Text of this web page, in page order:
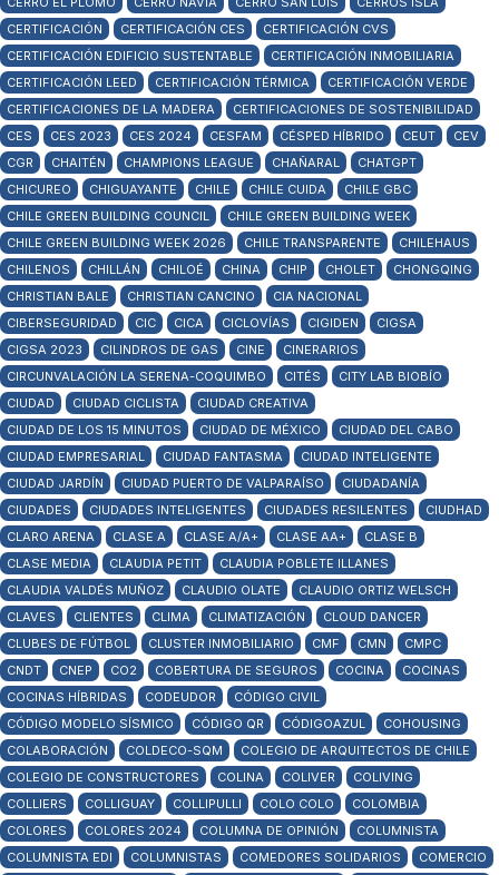
CERTIFICACIÓN
CERTIFICACIÓN CES
CERTIFICACIÓN CVS
CERTIFICACIÓN EDIFICIO SUSTENTABLE
CERTIFICACIÓN INMOBILIARIA
CERTIFICACIÓN LEED
CERTIFICACIÓN TÉRMICA
CERTIFICACIÓN VERDE
CERTIFICACIONES DE LA MADERA
CERTIFICACIONES DE SOSTENIBILIDAD
CES
CES 2023 CES 2024 CESFAM CÉSPED HÍBRIDO CEUT
CEV
CGR
CHAITÉN CHAMPIONS LEAGUE CHAÑARAL
CHATGPT
CHICUREO
CHIGUAYANTE CHILE CHILE CUIDA
CHILE GBC
CHILE GREEN BUILDING COUNCIL
CHILE GREEN BUILDING WEEK
CHILE GREEN BUILDING WEEK 2026
CHILE TRANSPARENTE
CHILEHAUS
CHILENOS
CHILLÁN CHILOÉ CHINA CHIP CHOLET
CHONGQING
CHRISTIAN BALE
CHRISTIAN CANCINO
CIA NACIONAL
CIBERSEGURIDAD
CIC CICA CICLOVÍAS CIGIDEN
CIGSA
CIGSA 2023
CILINDROS DE GAS CINE
CINERARIOS
CIRCUNVALACIÓN LA SERENA-COQUIMBO
CITÉS
CITY LAB BIOBÍO
CIUDAD
CIUDAD CICLISTA
CIUDAD CREATIVA
CIUDAD DE LOS 15 MINUTOS
CIUDAD DE MÉXICO
CIUDAD DEL CABO
CIUDAD EMPRESARIAL
CIUDAD FANTASMA
CIUDAD INTELIGENTE
CIUDAD JARDÍN
CIUDAD PUERTO DE VALPARAÍSO
CIUDADANÍA
CIUDADES
CIUDADES INTELIGENTES CIUDADES RESILENTES
CIUDHAD
CLARO ARENA
CLASE A CLASE A/A+ CLASE AA+
CLASE B
CLASE MEDIA
CLAUDIA PETIT
CLAUDIA POBLETE ILLANES
CLAUDIA VALDÉS MUÑOZ
CLAUDIO OLATE
CLAUDIO ORTIZ WELSCH
CLAVES
CLIENTES CLIMA CLIMATIZACIÓN
CLOUD DANCER
CLUBES DE FÚTBOL
CLUSTER INMOBILIARIO CMF CMN
CMPC
CNDT
CNEP CO2 COBERTURA DE SEGUROS COCINA
COCINAS
COCINAS HÍBRIDAS
CODEUDOR
CÓDIGO CIVIL
CÓDIGO MODELO SÍSMICO
CÓDIGO QR CÓDIGOAZUL
COHOUSING
COLABORACIÓN
COLDECO-SQM
COLEGIO DE ARQUITECTOS DE CHILE
COLEGIO DE CONSTRUCTORES
COLINA COLIVER
COLIVING
COLLIERS
COLLIGUAY COLLIPULLI COLO COLO
COLOMBIA
COLORES
COLORES 2024 COLUMNA DE OPINIÓN
COLUMNISTA
COLUMNISTA EDI
COLUMNISTAS COMEDORES SOLIDARIOS
COMERCIO